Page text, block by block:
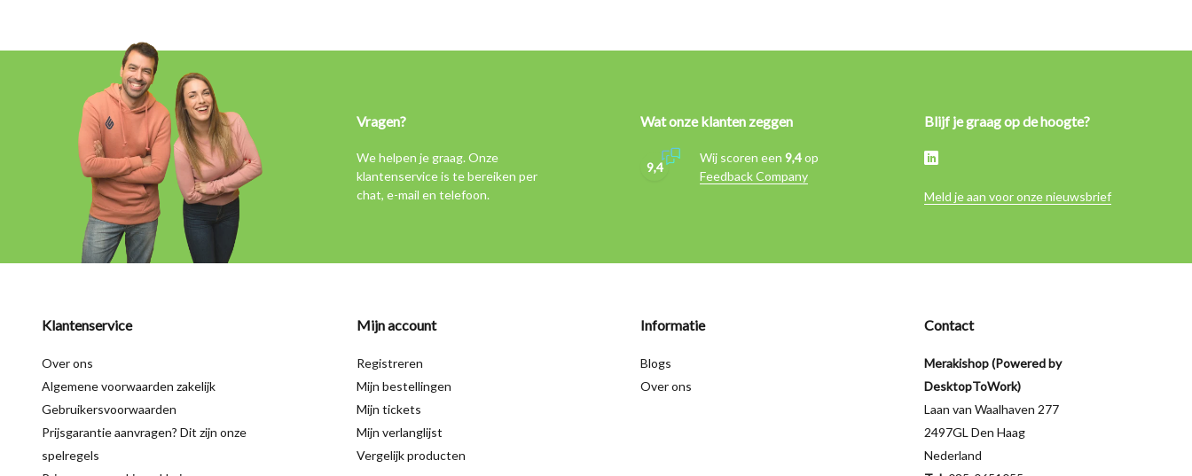
Vragen?
We helpen je graag. Onze
klantenservice is te bereiken per
chat, e-mail en telefoon.
Wat onze klanten zeggen
9,4
Wij scoren een 9,4op
Feedback Company
Blijf je graag op de hoogte?
Meld je aan voor onze nieuwsbrief
Klantenservice
Over ons
Algemene voorwaarden zakelijk
Gebruikersvoorwaarden
Prijsgarantie aanvragen? Dit zijn onze
spelregels
Mijn account
Registreren
Mijn bestellingen
Mijn tickets
Mijn verlanglijst
Vergelijk producten
Informatie
Blogs
Over ons
Contact
Merakishop (Powered by
DesktopToWork)
Laan van Waalhaven 277
2497GL Den Haag
Nederland